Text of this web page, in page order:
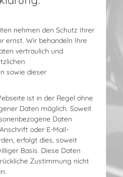
nehmen den Schutz Ihrer
ernst. Wir behandeln Ihre
vertraulich und
sowie dieser
ist in der Regel ohne
Daten möglich. Soweit
Daten
oder E-Mail-
erfolgt dies, soweit
Basis. Diese Daten
Zustimmung nicht